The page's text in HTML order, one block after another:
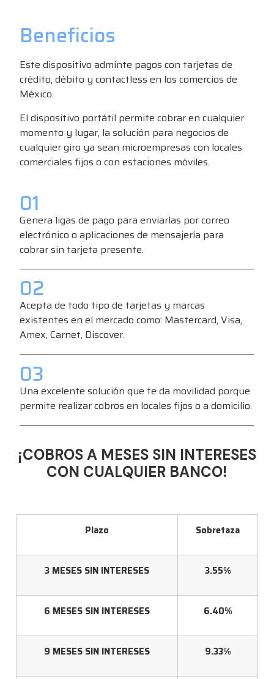
Beneficios
Este dispositivo adminte pagos con tarjetas de
crédito, débito y contactless en los comercios de
México.
El dispositivo portátil permite cobrar en cualquier
momento y lugar, la solución para negocios de
cualquier giro ya sean microempresas con locales
comerciales fijos o con estaciones móviles.
01
Genera ligas de pago para enviarlas por correo
electrónico o aplicaciones de mensajería para
cobrar sin tarjeta presente.
02
Acepta de todo tipo de tarjetas y marcas
existentes en el mercado como: Mastercard, Visa,
Amex, Carnet, Discover.
03
Una excelente solución que te da movilidad porque
permite realizar cobros en locales fijos o a domicilio.
¡COBROS A MESES SIN INTERESES
CON CUALQUIER BANCO!
Plazo Sobretaza
3 MESES SIN INTERESES 3.55%
6 MESES SIN INTERESES 6.40%
9 MESES SIN INTERESES 9.33%